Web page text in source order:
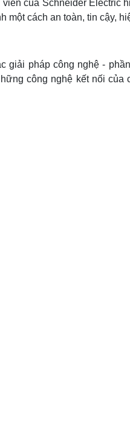
của Schneider Electric
một cách an toàn, tin cậy,
pháp công nghệ -
công nghệ kết nối của